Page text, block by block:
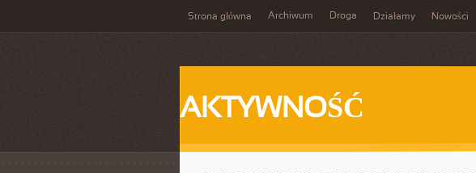
Strona główna Archiwum Droga Działamy Nowości
AKTYWNOŚĆ